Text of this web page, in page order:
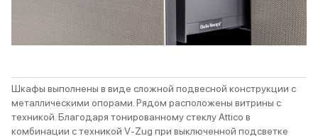
Шкафы выполнены в виде сложной подвесной конструкции с
металлическими опорами. Рядом расположены витрины с
техникой. Благодаря тонированному стеклу Attico в
комбинации с техникой V-Zug при выключенной подсветке